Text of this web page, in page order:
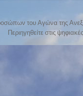
του Αγώνα της
Περιηγηθείτε στις